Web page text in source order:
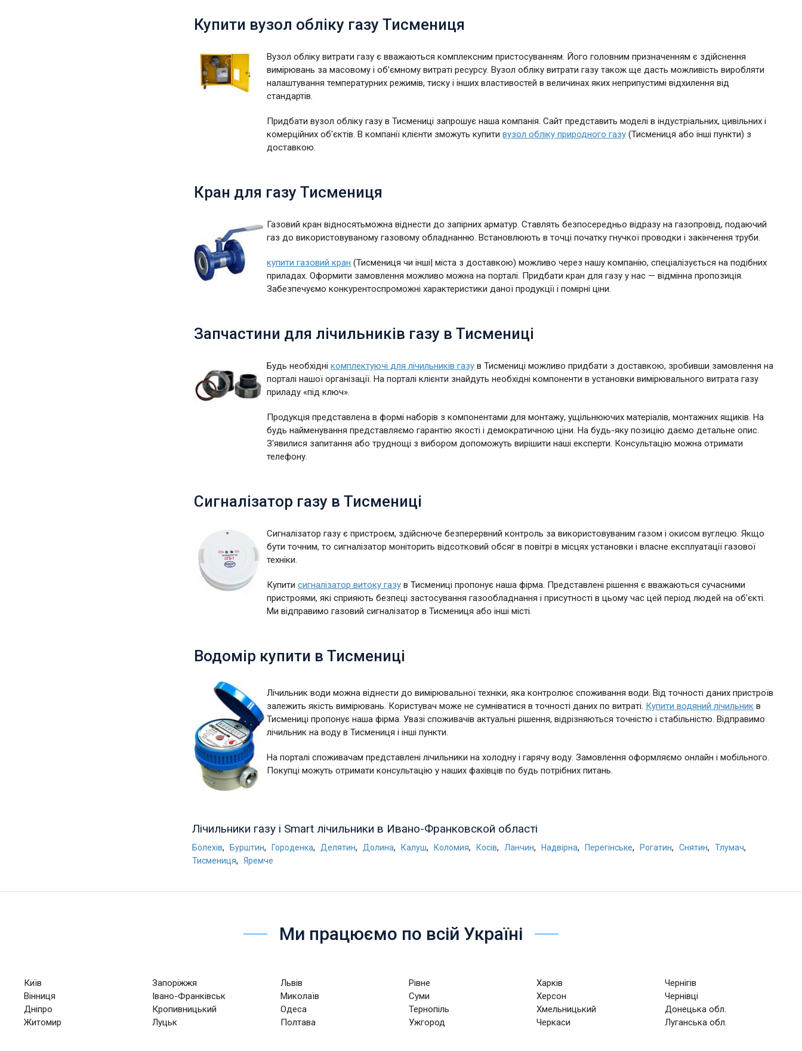
Купити вузол обліку газу Тисмениця
Вузол обліку витрати газу є вважаються комплексним пристосуванням. Його головним призначенням є здійснення
вимірювань за масовому і об'ємному витраті ресурсу. Вузол обліку витрати газу також ще дасть можливість виробляти
налаштування температурних режимів, тиску і інших властивостей в величинах яких неприпустимі відхилення від
стандартів.
Придбати вузол обліку газу в Тисмениці запрошує наша компанія. Сайт представить моделі в індустріальних, цивільних і
комерційних об'єктів. В компанії клієнти зможуть купитивузол обліку природного газу (Тисмениця або інші пункти) з
доставкою.
Кран для газу Тисмениця
Газовий кран відносятьможна віднести до запірних арматур. Ставлять безпосередньо відразу на газопровід, подаючий
газ до використовуваному газовому обладнанню. Встановлюють в точці початку гнучкої проводки і закінчення труби.
купити газовий кран (Тисмениця чи інші| міста з доставкою) можливо через нашу компанію, спеціалізується на подібних
приладах. Оформити замовлення можливо можна на порталі. Придбати кран для газу у нас — відмінна пропозиція.
Забезпечуємо конкурентоспроможні характеристики даної продукції і помірні ціни.
Запчастини для лічильників газу в Тисмениці
Будь необхіднікомплектуючі для лічильників газу в Тисмениці можливо придбати з доставкою, зробивши замовлення на
порталі нашої організації. На порталі клієнти знайдуть необхідні компоненти в установки вимірювального витрата газу
приладу «під ключ».
Продукція представлена в формі наборів з компонентами для монтажу, ущільнюючих матеріалів, монтажних ящиків. На
будь найменування представляємо гарантію якості і демократичною ціни. На будь-яку позицію даємо детальне опис.
З'явилися запитання або труднощі з вибором допоможуть вирішити наші експерти. Консультацію можна отримати
телефону.
Сигналізатор газу в Тисмениці
Сигналізатор газу є пристроєм, здійснюче безперервний контроль за використовуваним газом і окисом вуглецю. Якщо
бути точним, то сигналізатор моніторить відсотковий обсяг в повітрі в місцях установки і власне експлуатації газової
техніки.
Купитисигналізатор витоку газу в Тисмениці пропонує наша фірма. Представлені рішення є вважаються сучасними
пристроями, які сприяють безпеці застосування газообладнання і присутності в цьому час цей період людей на об'єкті.
Ми відправимо газовий сигналізатор в Тисмениця або інші місті.
Водомір купити в Тисмениці
Лічильник води можна віднести до вимірювальної техніки, яка контролює споживання води. Від точності даних пристроїв
залежить якість вимірювань. Користувач може не сумніватися в точності даних по витраті. Купити водяний лічильник в
Тисмениці пропонує наша фірма. Увазі споживачів актуальні рішення, відрізняються точністю і стабільністю. Відправимо
лічильник на воду в Тисмениця і інші пункти.
На порталі споживачам представлені лічильники на холодну і гарячу воду. Замовлення оформляємо онлайн і мобільного.
Покупці можуть отримати консультацію у наших фахівців по будь потрібних питань.
Лічильники газу і Smart лічильники в Ивано-Франковской області
Болехів, Бурштин, Городенка, Делятин, Долина, Калуш, Коломия, Косів, Ланчин, Надвірна, Перегінське, Рогатин, Снятин, Тлумач,
Тисмениця, Яремче
Ми працюємо по всій Україні
Київ Запоріжжя Львів Рівне Харків
Чернігів
Вінниця
Івано-Франківськ Миколаїв Суми Херсон
Чернівці
Дніпро
Кропивницький Одеса Тернопіль Хмельницький
Донецька обл.
Житомир
Луцьк Полтава Ужгород Черкаси Луганська обл.